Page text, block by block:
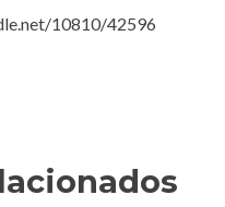
10810/42596